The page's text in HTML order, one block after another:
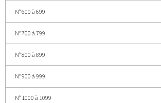
N° 600 à 699
N° 700 à 799
N° 800 à 899
N° 900 à 999
N° 1000 à 1099